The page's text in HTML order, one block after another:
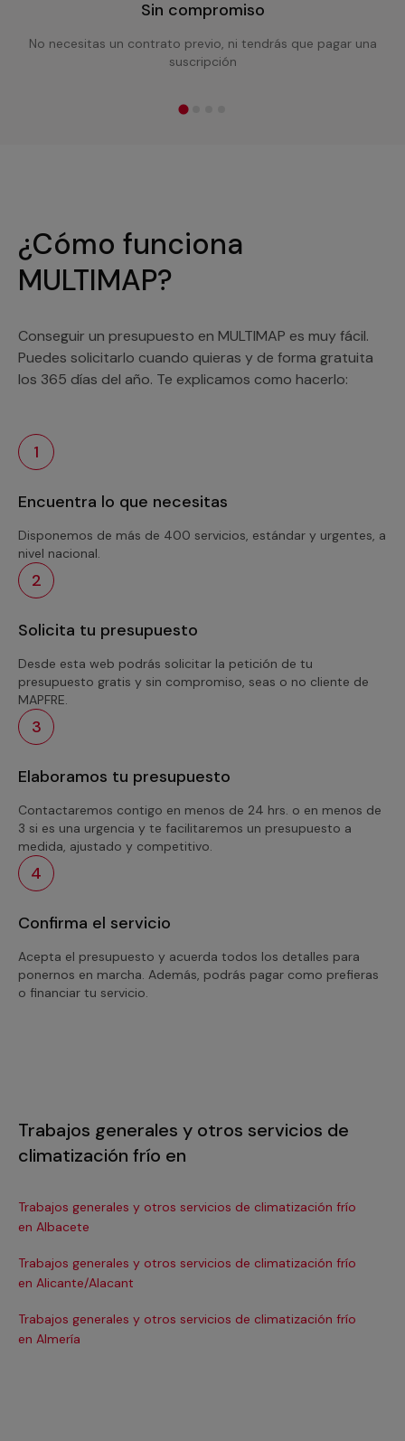
Sin compromiso
No necesitas un contrato previo, ni tendrás que pagar una
suscripción
¿Cómo funciona
MULTIMAP?
Conseguir un presupuesto en MULTIMAP es muy fácil.
Puedes solicitarlo cuando quieras y de forma gratuita
los 365 días del año. Te explicamos como hacerlo:
1
Encuentra lo que necesitas
Disponemos de más de 400 servicios, estándar y urgentes, a
nivel nacional.
2
Solicita tu presupuesto
Desde esta web podrás solicitar la petición de tu
presupuesto gratis y sin compromiso, seas o no cliente de
MAPFRE.
3
Elaboramos tu presupuesto
Contactaremos contigo en menos de 24 hrs. o en menos de
3 si es una urgencia y te facilitaremos un presupuesto a
medida, ajustado y competitivo.
4
Confirma el servicio
Acepta el presupuesto y acuerda todos los detalles para
ponernos en marcha. Además, podrás pagar como prefieras
o financiar tu servicio.
Trabajos generales y otros servicios de
climatización frío en
Trabajos generales y otros servicios de climatización frío
en Albacete
Trabajos generales y otros servicios de climatización frío
en Alicante/Alacant
Trabajos generales y otros servicios de climatización frío
en Almería